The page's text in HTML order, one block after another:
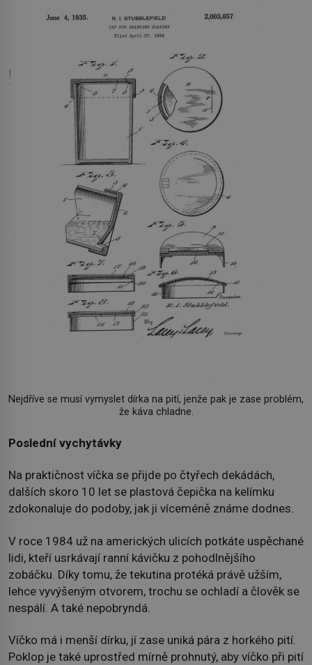
Nejdříve se musí vymyslet dírka na pití, jenže pak je zase problém,
že káva chladne.
Poslední vychytávky
Na praktičnost víčka se přijde po čtyřech dekádách,
dalších skoro 10 let se plastová čepička na kelímku
zdokonaluje do podoby, jak ji víceméně známe dodnes.
V roce 1984 už na amerických ulicích potkáte uspěchané
lidi, kteří usrkávají ranní kávičku z pohodlnějšího
zobáčku. Díky tomu, že tekutina protéká právě užším,
lehce vyvýšeným otvorem, trochu se ochladí a člověk se
nespálí. A také nepobryndá.
Víčko má i menší dírku, jí zase uniká pára z horkého pití.
Poklop je také uprostřed mírně prohnutý, aby víčko při pití